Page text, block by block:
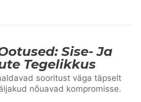
Sise- Ja
Tegelikkus
sooritust väga täpselt
nõuavad kompromisse.